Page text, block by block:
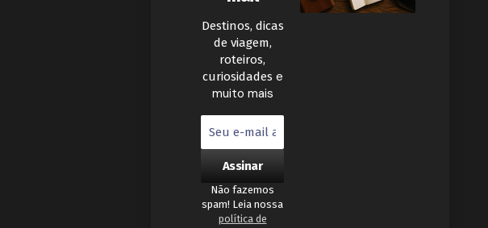
Destinos, dicas
de viagem,
roteiros,
curiosidades e
muito mais
Não fazemos
spam! Leia nossa
política de